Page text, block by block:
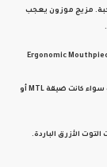
مزيج موزون يعجب
يتيح لك اختيار السحبة اللي تناسبك سواء كانت ضيقة MTL أو
الأزرق الباردة.